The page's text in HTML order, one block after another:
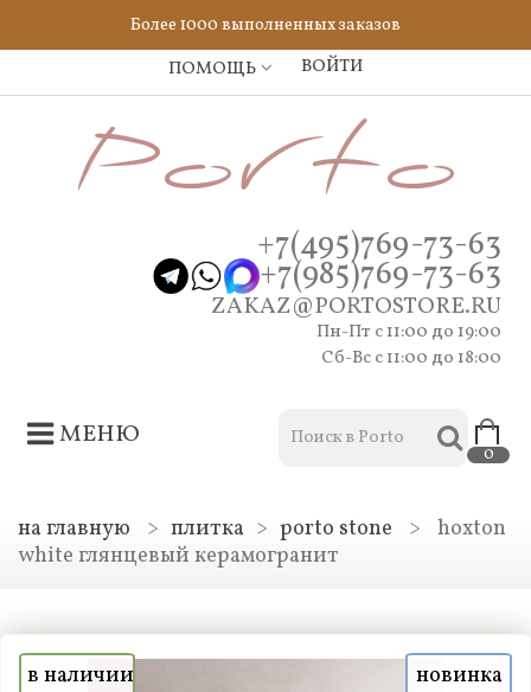
Более 1000 выполненных заказов
ПОМОЩЬ ВОЙТИ
+7(495)769-73-63
+7(985)769-73-63
ZAKAZ@PORTOSTORE.RU
Пн-Пт c 11:00 до 19:00
Сб-Вс с 11:00 до 18:00
МЕНЮ
0
на главную > плитка > porto stone > hoxton
white глянцевый керамогранит
новинка
в наличии